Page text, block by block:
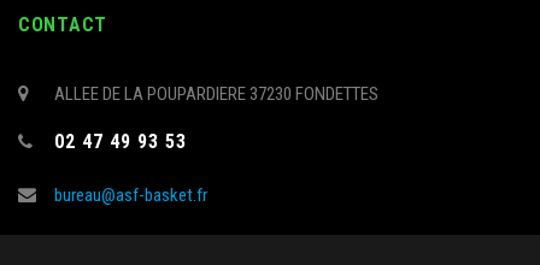
CONTACT
ALLEE DE LA POUPARDIERE 37230 FONDETTES
02 47 49 93 53
bureau@asf-basket.fr